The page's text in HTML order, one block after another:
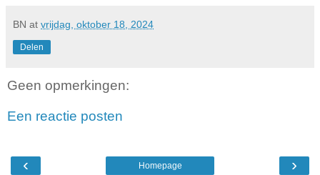
BN at vrijdag, oktober 18, 2024
Delen
Geen opmerkingen:
Een reactie posten
‹ ›
Homepage